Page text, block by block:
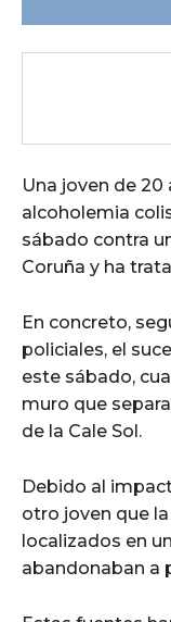
Una joven de
alcoholemia
sábado contra
Coruña y ha
En concreto,
policiales, el
este sábado,
muro que
de la Cale Sol.
Debido al
otro joven que
localizados en
abandonaban a